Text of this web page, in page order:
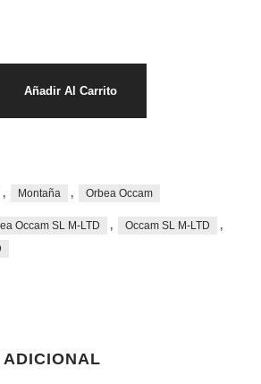
Añadir Al Carrito
, Montaña , Orbea Occam
Occam SL M-LTD , Occam SL M-LTD
,
ADICIONAL